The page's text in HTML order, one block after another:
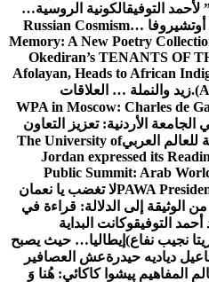
لأحمد التوفيقالكونية الروسية…
Russian Cosmism…
Memory: A New Poetry
Okediran’s TENANTS OF
Afolayan, Heads to African
زيد والنملة … العلاقات
WPA in Moscow: Charles de
الأردنية: تعزيز التعاون
للعالم العربيThe University of
Jordan expressed its
Public Summit: Arab
PAWAلا تغضب يا نعمان
من الوثيقة إلى الدلالة: قراءة في
أحمد التوفيقوكانت البداية
نجيب نفاع) إيطاليا… حيث يصبح
دياديه حيدرةعش العصافير
المفاهيم پیشوا کاکائي: هُنا وَ